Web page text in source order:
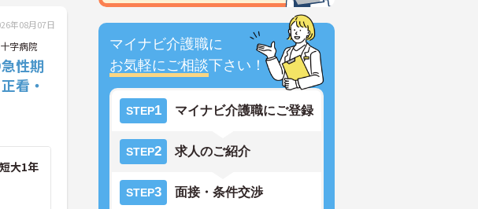
マイナビ介護職に
お気軽にご相談下さい！
STEP1 マイナビ介護職にご登録
STEP2 求人のご紹介
STEP3 面接・条件交渉
年08月07日
字病院
性期
看・
大1年